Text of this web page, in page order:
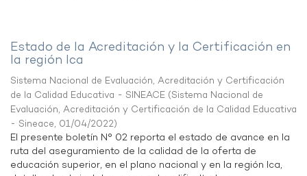
Estado de la Acreditación y la Certificación en
la región Ica
Sistema Nacional de Evaluación, Acreditación y Certificación
de la Calidad Educativa - SINEACE (Sistema Nacional de
Evaluación, Acreditación y Certificación de la Calidad Educativa
- Sineace, 01/04/2022)
El presente boletín N° 02 reporta el estado de avance en la
ruta del aseguramiento de la calidad de la oferta de
educación superior, en el plano nacional y en la región Ica,